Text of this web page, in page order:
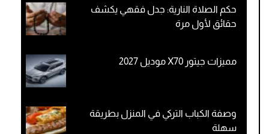
حكم الصلاة النارية: جدل فقهي يكشف
حقائق لأول مرة
مميزات جيتور X70 موديل 2027
وصفة الكباب التركي في المنزل بطريقة
سهلة